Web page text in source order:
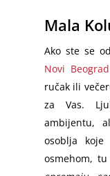
Mala
Ako ste se
Novi Beograd
ručak ili
za Vas.
ambijentu,
osoblja
osmehom,